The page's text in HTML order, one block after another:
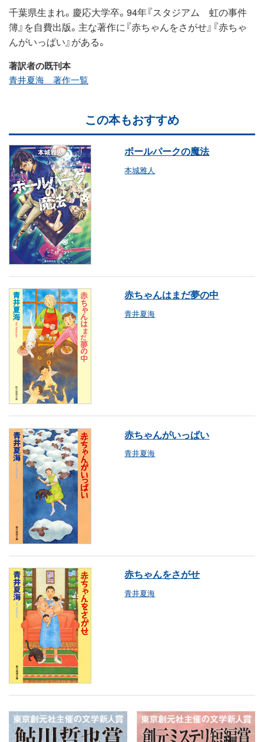
千葉県生まれ。慶応大学卒。94年『スタジアム 虹の事件
簿』を自費出版。主な著作に『赤ちゃんをさがせ』『赤ちゃ
んがいっぱい』がある。
著訳者の既刊本
青井夏海 著作一覧
この本もおすすめ
ボールパークの魔法
本城雅人
赤ちゃんはまだ夢の中
青井夏海
赤ちゃんがいっぱい
青井夏海
赤ちゃんをさがせ
青井夏海